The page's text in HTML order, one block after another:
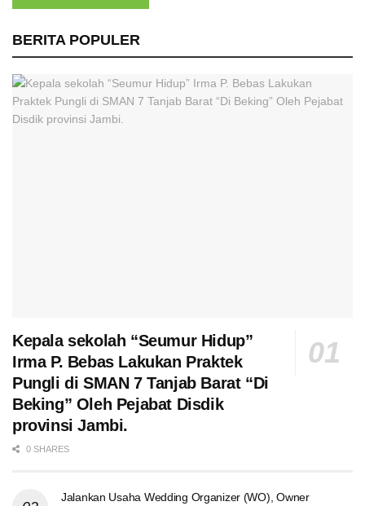
BERITA POPULER
Kepala sekolah “Seumur Hidup”
Irma P. Bebas Lakukan Praktek
Pungli di SMAN 7 Tanjab Barat “Di
Beking” Oleh Pejabat Disdik
provinsi Jambi.
0 SHARES
Jalankan Usaha Wedding Organizer (WO), Owner